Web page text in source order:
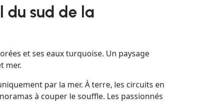
du sud de la
et ses eaux turquoise. Un paysage
mer.
par la mer. À terre, les circuits en
à couper le souffle. Les passionnés